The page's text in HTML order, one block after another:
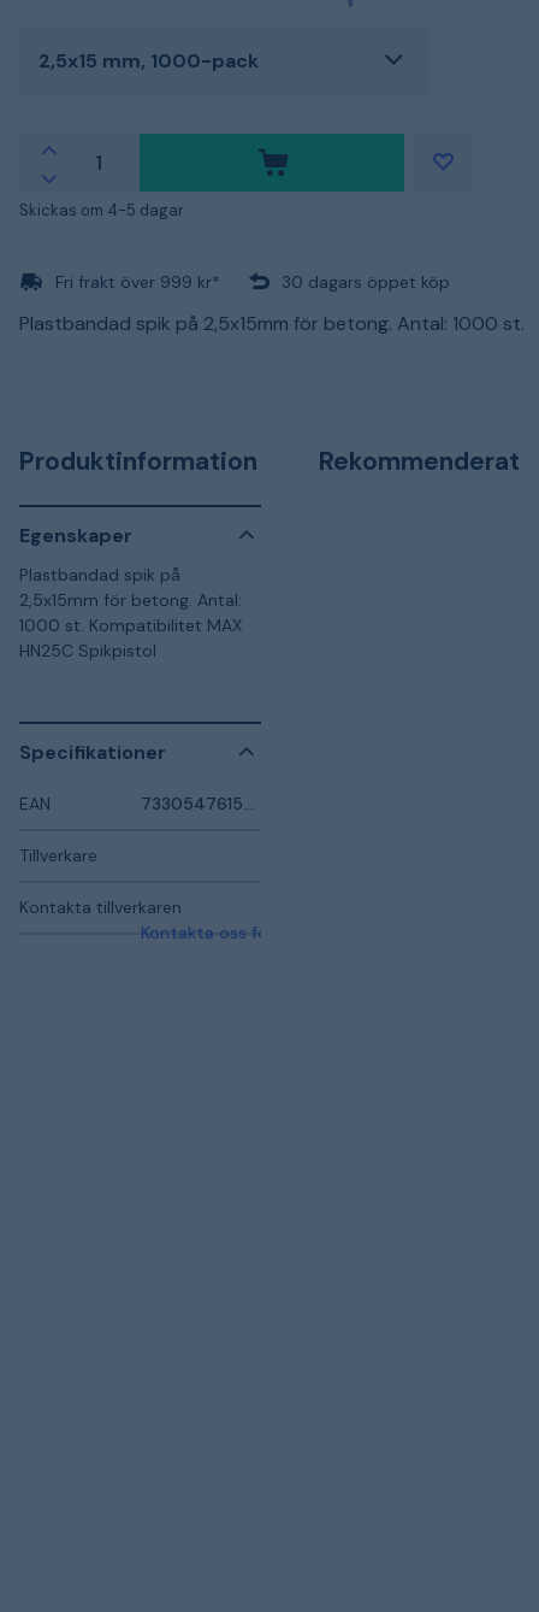
2,5x15 mm, 1000-pack
Skickas om 4-5 dagar
Fri frakt över 999 kr* 30 dagars öppet köp
Plastbandad spik på 2,5x15mm för betong. Antal: 1000 st.
Produktinformation
Egenskaper
Plastbandad spik på
2,5x15mm för betong. Antal:
1000 st. Kompatibilitet MAX
HN25C Spikpistol
Specifikationer
EAN 7330547615553
Tillverkare
Kontakta tillverkaren
Kontakta oss för mer information
Rekommenderat